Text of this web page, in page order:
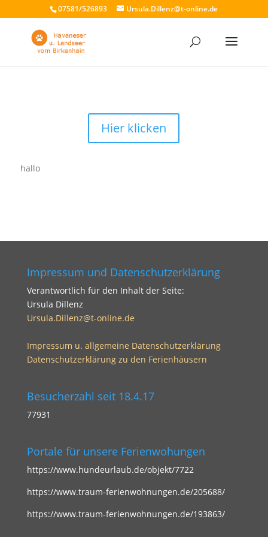
07581/526893 Ursula.Dillenz@t-online.de
Hier klicken
hallo
Impressum und Datenschutzerklärung
Verantwortlich für den Inhalt der Seite:
Ursula Dillenz
Ursula.Dillenz@t-online.de
Impressum u. allgemeine Datenschutzerklärung
Datenschutzerklärung zu den Ferienhäusern
Besucherzahl seit 18.4.17
77931
Portale für unsere Ferienwohungen
https://www.hundeurlaub.de/objekt/7722
https://www.traum-ferienwohnungen.de/205688/
https://www.traum-ferienwohnungen.de/193863/